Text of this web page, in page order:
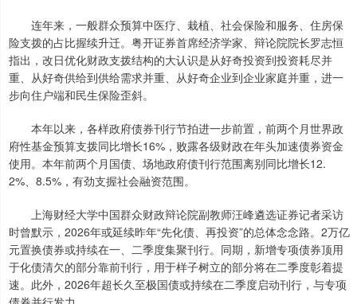
连年来，一般群众预算中医疗、栽植、社会保险和服务、住房保
险支拨的占比握续升迁。粤开证券首席经济学家、辩论院院长罗志恒
指出，改日优化财政支拨结构的大认识是从好奇投资到投资耗尽并
重、从好奇供给到供给需求并重、从好奇企业到企业家庭并重，进一
步向住户端和民生保险歪斜。
本年以来，各样政府债券刊行节拍进一步前置，前两个月世界政
府性基金预算支拨同比增长16%，败露各级财政在年头加速债券资金
使用。本年前两个月国债、场地政府债刊行范围离别同比增长12.
2%、8.5%，有劲支握社会融资范围。
上海财经大学中国群众财政辩论院副教师汪峰遴选证券记者采访
时曾默示，2026年或延续昨年“先化债、再投资”的总体念念路。2万亿
元置换债券或持续在一、二季度集聚刊行。同期，新增专项债券顶用
于化债清欠的部分靠前刊行，用于样子树立的部分将在二季度彰着提
速。此外，2026年超长久至极国债或持续在二季度启动刊行，与专项